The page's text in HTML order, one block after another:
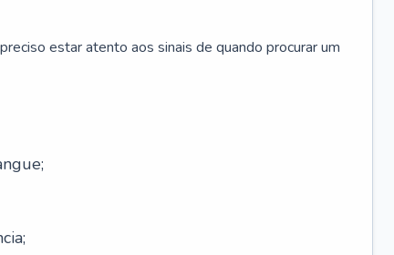
estar atento aos sinais de quando procurar um